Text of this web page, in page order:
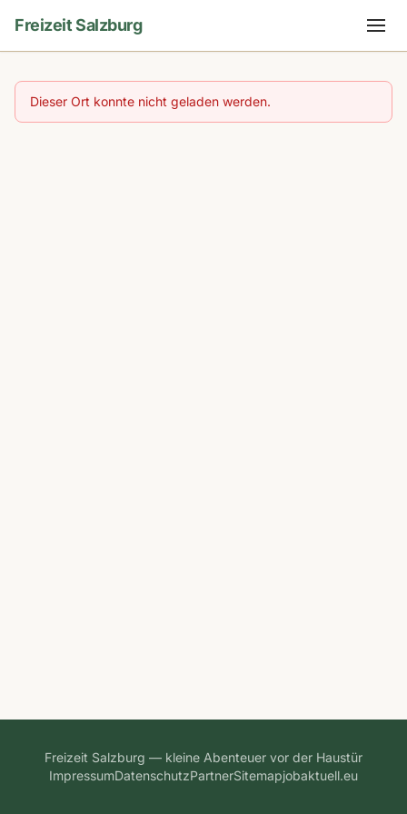
Freizeit Salzburg
Dieser Ort konnte nicht geladen werden.
Freizeit Salzburg — kleine Abenteuer vor der Haustür
ImpressumDatenschutzPartnerSitemapjobaktuell.eu